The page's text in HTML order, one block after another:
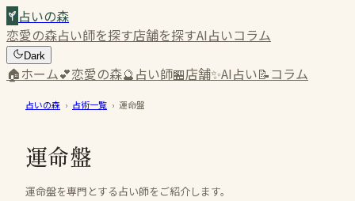
占いの森
恋愛の森占い師を探す店舗を探すAI占いコラム
Dark
🏠ホーム💕恋愛の森🔮占い師🏪店舗✨AI占い📝コラム
占いの森 › 占術一覧 › 運命盤
運命盤
運命盤を専門とする占い師をご紹介します。